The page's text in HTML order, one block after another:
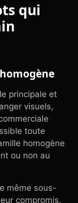
qui
principale et
visuels,
toute
homogène
ou non au
même sous-
compromis.